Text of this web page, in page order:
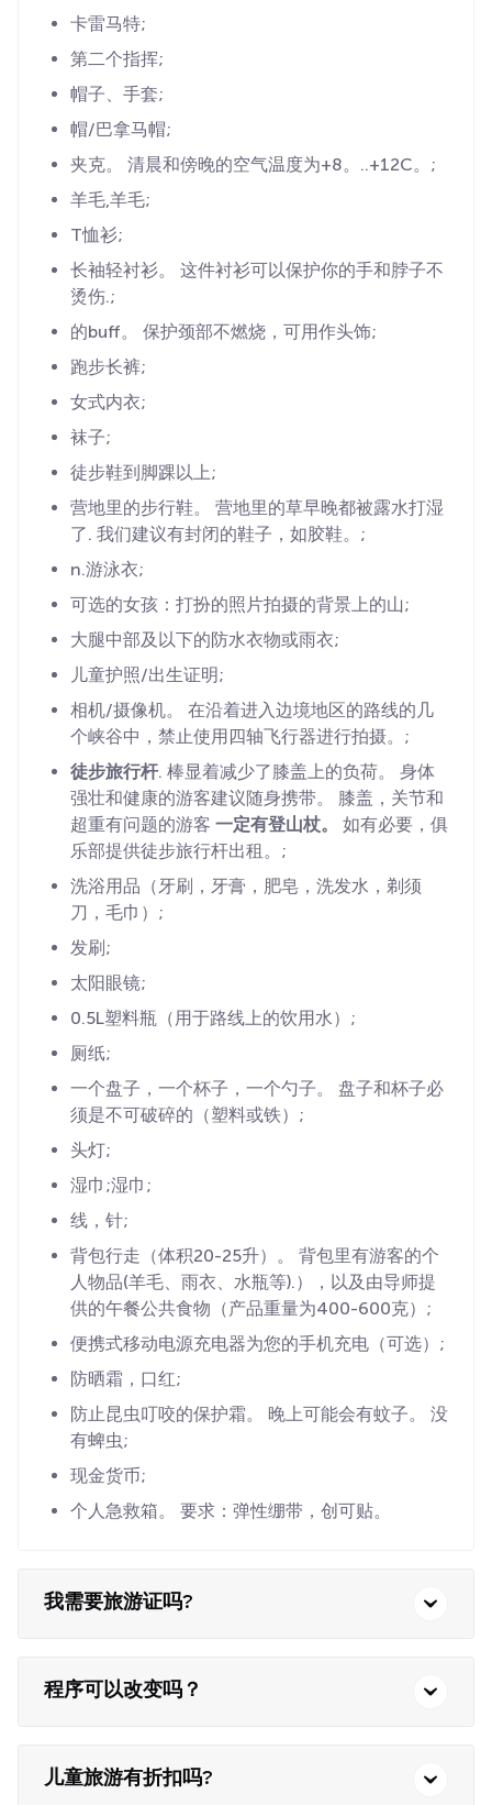
卡雷马特;
第二个指挥;
帽子、手套;
帽/巴拿马帽;
夹克。 清晨和傍晚的空气温度为+8。..+12C。;
羊毛,羊毛;
T恤衫;
长袖轻衬衫。 这件衬衫可以保护你的手和脖子不
烫伤.;
的buff。 保护颈部不燃烧，可用作头饰;
跑步长裤;
女式内衣;
袜子;
徒步鞋到脚踝以上;
营地里的步行鞋。 营地里的草早晚都被露水打湿
了. 我们建议有封闭的鞋子，如胶鞋。;
n.游泳衣;
可选的女孩：打扮的照片拍摄的背景上的山;
大腿中部及以下的防水衣物或雨衣;
儿童护照/出生证明;
相机/摄像机。 在沿着进入边境地区的路线的几
个峡谷中，禁止使用四轴飞行器进行拍摄。;
徒步旅行杆. 棒显着减少了膝盖上的负荷。 身体
强壮和健康的游客建议随身携带。 膝盖，关节和
超重有问题的游客 一定有登山杖。 如有必要，俱
乐部提供徒步旅行杆出租。;
洗浴用品（牙刷，牙膏，肥皂，洗发水，剃须
刀，毛巾）;
发刷;
太阳眼镜;
0.5L塑料瓶（用于路线上的饮用水）;
厕纸;
一个盘子，一个杯子，一个勺子。 盘子和杯子必
须是不可破碎的（塑料或铁）;
头灯;
湿巾;湿巾;
线，针;
背包行走（体积20-25升）。 背包里有游客的个
人物品(羊毛、雨衣、水瓶等).），以及由导师提
供的午餐公共食物（产品重量为400-600克）;
便携式移动电源充电器为您的手机充电（可选）;
防晒霜，口红;
防止昆虫叮咬的保护霜。 晚上可能会有蚊子。 没
有蜱虫;
现金货币;
个人急救箱。 要求：弹性绷带，创可贴。
我需要旅游证吗?
程序可以改变吗？
儿童旅游有折扣吗?